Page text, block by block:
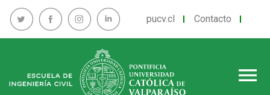
pucv.cl Contacto
menu